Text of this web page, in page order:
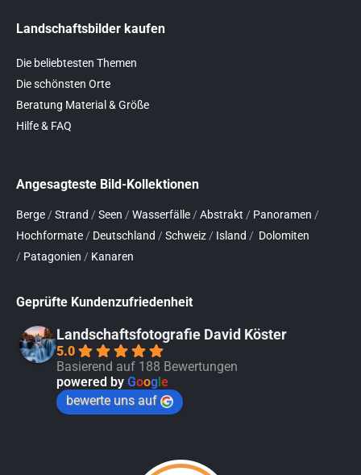
Landschaftsbilder kaufen
Die beliebtesten Themen
Die schönsten Orte
Beratung Material & Größe
Hilfe & FAQ
Angesagteste Bild-Kollektionen
Berge / Strand / Seen / Wasserfälle / Abstrakt / Panoramen /
Hochformate / Deutschland / Schweiz / Island / Dolomiten
/ Patagonien / Kanaren
Geprüfte Kundenzufriedenheit
Landschaftsfotografie David Köster
5.0
Basierend auf 188 Bewertungen
powered by Google
bewerte uns auf